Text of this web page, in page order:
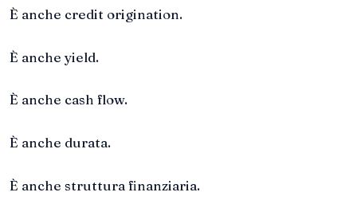
È anche credit origination.
È anche yield.
È anche cash flow.
È anche durata.
È anche struttura finanziaria.